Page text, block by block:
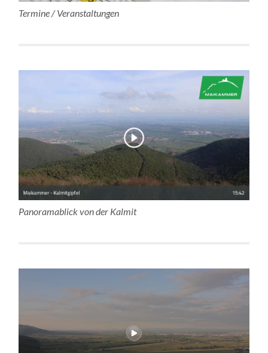
Termine / Veranstaltungen
Panoramablick von der Kalmit